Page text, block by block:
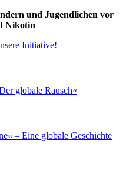
und Jugendlichen vor
Nikotin
Initiative!
globale Rausch«
‒ Eine globale Geschichte